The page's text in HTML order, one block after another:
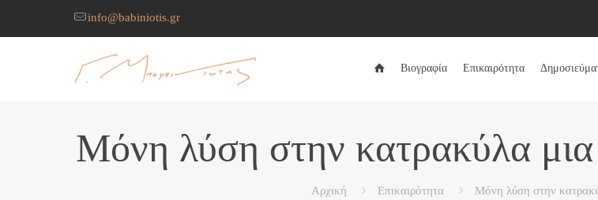
info@babiniotis.gr
Βιογραφία Επικαιρότητα
Μόνη λύση στην κατρακύλα
Αρχική Επικαιρότητα Μόνη λύση στην